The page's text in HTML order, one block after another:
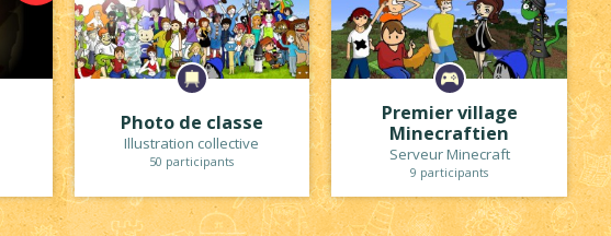
Photo de classe
Illustration collective
50 participants
Premier village
Minecraftien
Serveur Minecraft
9 participants